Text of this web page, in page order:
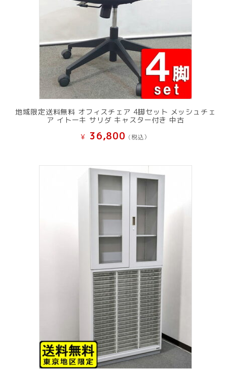
地域限定送料無料 オフィスチェア 4脚セット メッシュチェ
ア イトーキ サリダ キャスター付き 中古
¥ 36,800 (税込）